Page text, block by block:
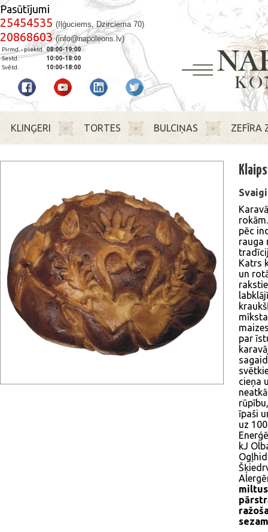
Pasūtījumi
25454535 (Iļģuciems, Dzirciema 70)
20868603(info@napoleons.lv)
Pirmd. - piektd. 08:00-19:00
Sestd.
10:00-18:00
Svētd.
10:00-18:00
KLINĢERI TORTES BULCIŅAS ZEFĪRA
Klaips
pēc
rauga
Katrs
un
par
cieņa
īpaši
uz
kJ